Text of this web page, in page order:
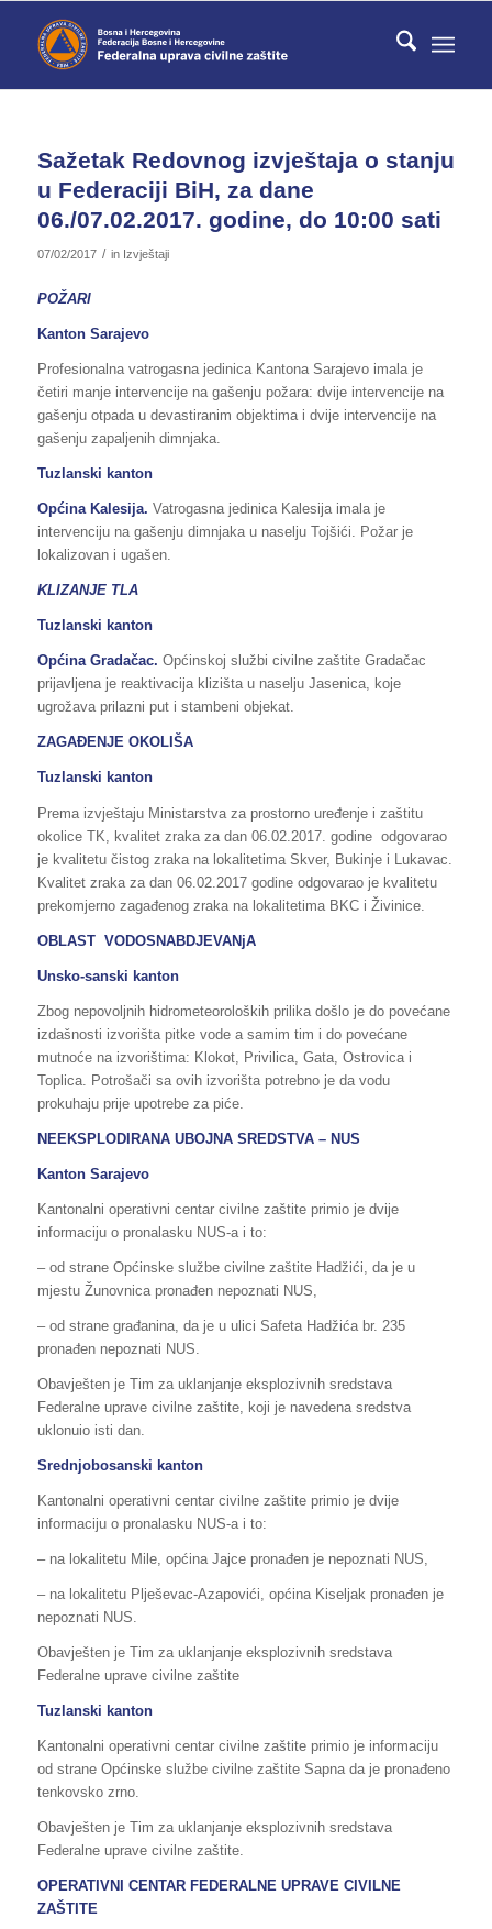
Sažetak Redovnog izvještaja o stanju
u Federaciji BiH, za dane
06./07.02.2017. godine, do 10:00 sati
07/02/2017 / in Izvještaji
POŽARI
Kanton Sarajevo
Profesionalna vatrogasna jedinica Kantona Sarajevo imala je
četiri manje intervencije na gašenju požara: dvije intervencije na
gašenju otpada u devastiranim objektima i dvije intervencije na
gašenju zapaljenih dimnjaka.
Tuzlanski kanton
Općina Kalesija. Vatrogasna jedinica Kalesija imala je
intervenciju na gašenju dimnjaka u naselju Tojšići. Požar je
lokalizovan i ugašen.
KLIZANJE TLA
Tuzlanski kanton
Općina Gradačac. Općinskoj službi civilne zaštite Gradačac
prijavljena je reaktivacija klizišta u naselju Jasenica, koje
ugrožava prilazni put i stambeni objekat.
ZAGAĐENJE OKOLIŠA
Tuzlanski kanton
Prema izvještaju Ministarstva za prostorno uređenje i zaštitu
okolice TK, kvalitet zraka za dan 06.02.2017. godine odgovarao
je kvalitetu čistog zraka na lokalitetima Skver, Bukinje i Lukavac.
Kvalitet zraka za dan 06.02.2017 godine odgovarao je kvalitetu
prekomjerno zagađenog zraka na lokalitetima BKC i Živinice.
OBLAST VODOSNABDJEVANjA
Unsko-sanski kanton
Zbog nepovoljnih hidrometeoroloških prilika došlo je do povećane
izdašnosti izvorišta pitke vode a samim tim i do povećane
mutnoće na izvorištima: Klokot, Privilica, Gata, Ostrovica i
Toplica. Potrošači sa ovih izvorišta potrebno je da vodu
prokuhaju prije upotrebe za piće.
NEEKSPLODIRANA UBOJNA SREDSTVA – NUS
Kanton Sarajevo
Kantonalni operativni centar civilne zaštite primio je dvije
informaciju o pronalasku NUS-a i to:
– od strane Općinske službe civilne zaštite Hadžići, da je u
mjestu Žunovnica pronađen nepoznati NUS,
– od strane građanina, da je u ulici Safeta Hadžića br. 235
pronađen nepoznati NUS.
Obavješten je Tim za uklanjanje eksplozivnih sredstava
Federalne uprave civilne zaštite, koji je navedena sredstva
uklonuio isti dan.
Srednjobosanski kanton
Kantonalni operativni centar civilne zaštite primio je dvije
informaciju o pronalasku NUS-a i to:
– na lokalitetu Mile, općina Jajce pronađen je nepoznati NUS,
– na lokalitetu Plješevac-Azapovići, općina Kiseljak pronađen je
nepoznati NUS.
Obavješten je Tim za uklanjanje eksplozivnih sredstava
Federalne uprave civilne zaštite
Tuzlanski kanton
Kantonalni operativni centar civilne zaštite primio je informaciju
od strane Općinske službe civilne zaštite Sapna da je pronađeno
tenkovsko zrno.
Obavješten je Tim za uklanjanje eksplozivnih sredstava
Federalne uprave civilne zaštite.
OPERATIVNI CENTAR FEDERALNE UPRAVE CIVILNE
ZAŠTITE